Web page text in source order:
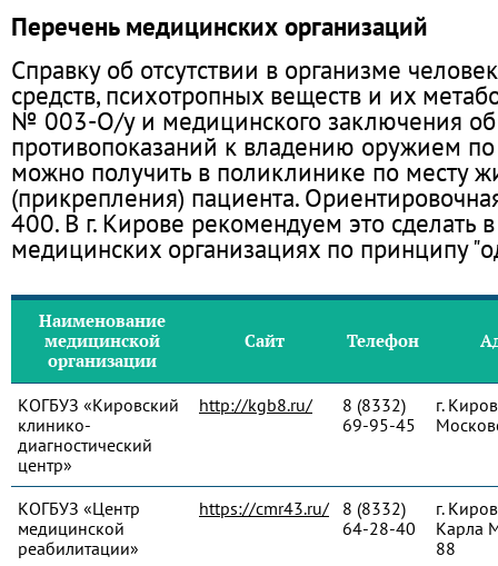
Перечень медицинских организаций
Справку об отсутствии в организме
средств, психотропных веществ и их
№ 003-О/у и медицинского заключения об
противопоказаний к владению оружием
можно получить в поликлинике по месту
(прикрепления) пациента.
400. В г. Кирове рекомендуем это сделать
медицинских организациях по принципу
Наименование
медицинской
организации
Сайт Телефон
КОГБУЗ «Кировский
клинико-
диагностический
центр»
http://kgb8.ru/
8 (8332)
69-95-45
г.
КОГБУЗ «Центр
медицинской
реабилитации»
https://cmr43.ru/
8 (8332)
64-28-40
г.
Карла
88